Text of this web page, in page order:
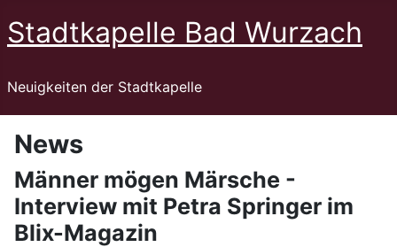
Stadtkapelle Bad Wurzach
Neuigkeiten der Stadtkapelle
News
Männer mögen Märsche -
Interview mit Petra Springer im
Blix-Magazin